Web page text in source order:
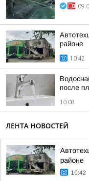
районе
10:42
после
10:08
ЛЕНТА НОВОСТЕЙ
районе
10:42